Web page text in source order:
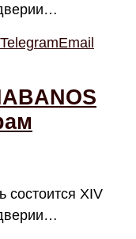
TelegramEmail
состоится XIV